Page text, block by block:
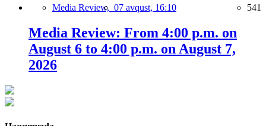
Media Review, 07 avqust, 16:10 541
Media Review: From 4:00 p.m. on
August 6 to 4:00 p.m. on August 7,
2026